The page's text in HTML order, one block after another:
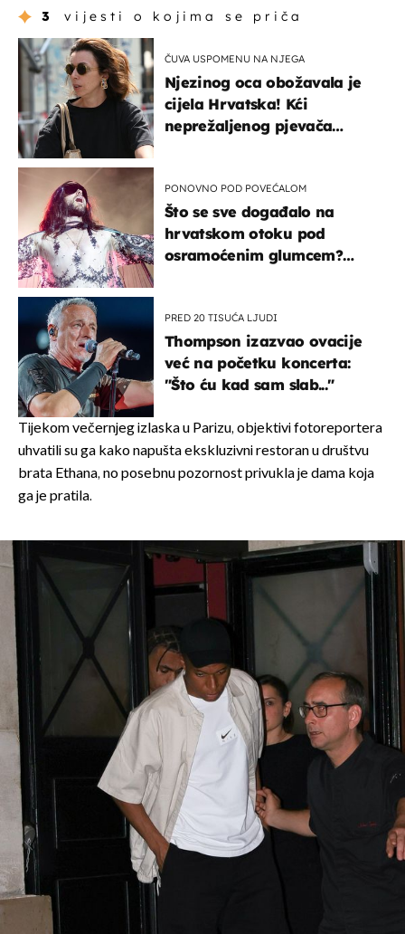
3 vijesti o kojima se priča
ČUVA USPOMENU NA NJEGA
Njezinog oca obožavala je
cijela Hrvatska! Kći
neprežaljenog pjevača
PONOVNO POD POVEĆALOM
Što se sve događalo na
hrvatskom otoku pod
osramoćenim glumcem?
PRED 20 TISUĆA LJUDI
Thompson izazvao ovacije
već na početku koncerta:
"Što ću kad sam slab..."
Tijekom večernjeg izlaska u Parizu, objektivi fotoreportera
uhvatili su ga kako napušta ekskluzivni restoran u društvu
brata Ethana, no posebnu pozornost privukla je dama koja
ga je pratila.